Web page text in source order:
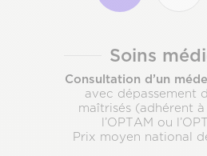
Soins
Consultation d’un
avec dépassement
maîtrisés (adhérent à
l’OPTAM ou
Prix moyen national